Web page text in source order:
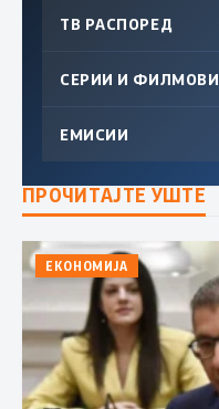
ТВ РАСПОРЕД
СЕРИИ И ФИЛМОВИ
ЕМИСИИ
ПРОЧИТАЈТЕ УШТЕ
ЕКОНОМИЈА